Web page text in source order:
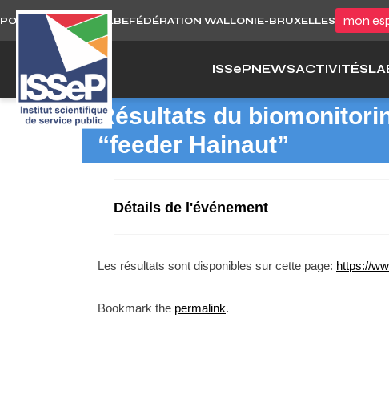
Skip
to
content
PORTAIL WALLONIE.BEFÉDÉRATION WALLONIE-BRUXELLES mon
ISSePNEWSACTIVITÉS
Résultats du
“feeder Hainaut”
Détails de l'événement
Les résultats sont disponibles sur cette page: https://
Bookmark the permalink.